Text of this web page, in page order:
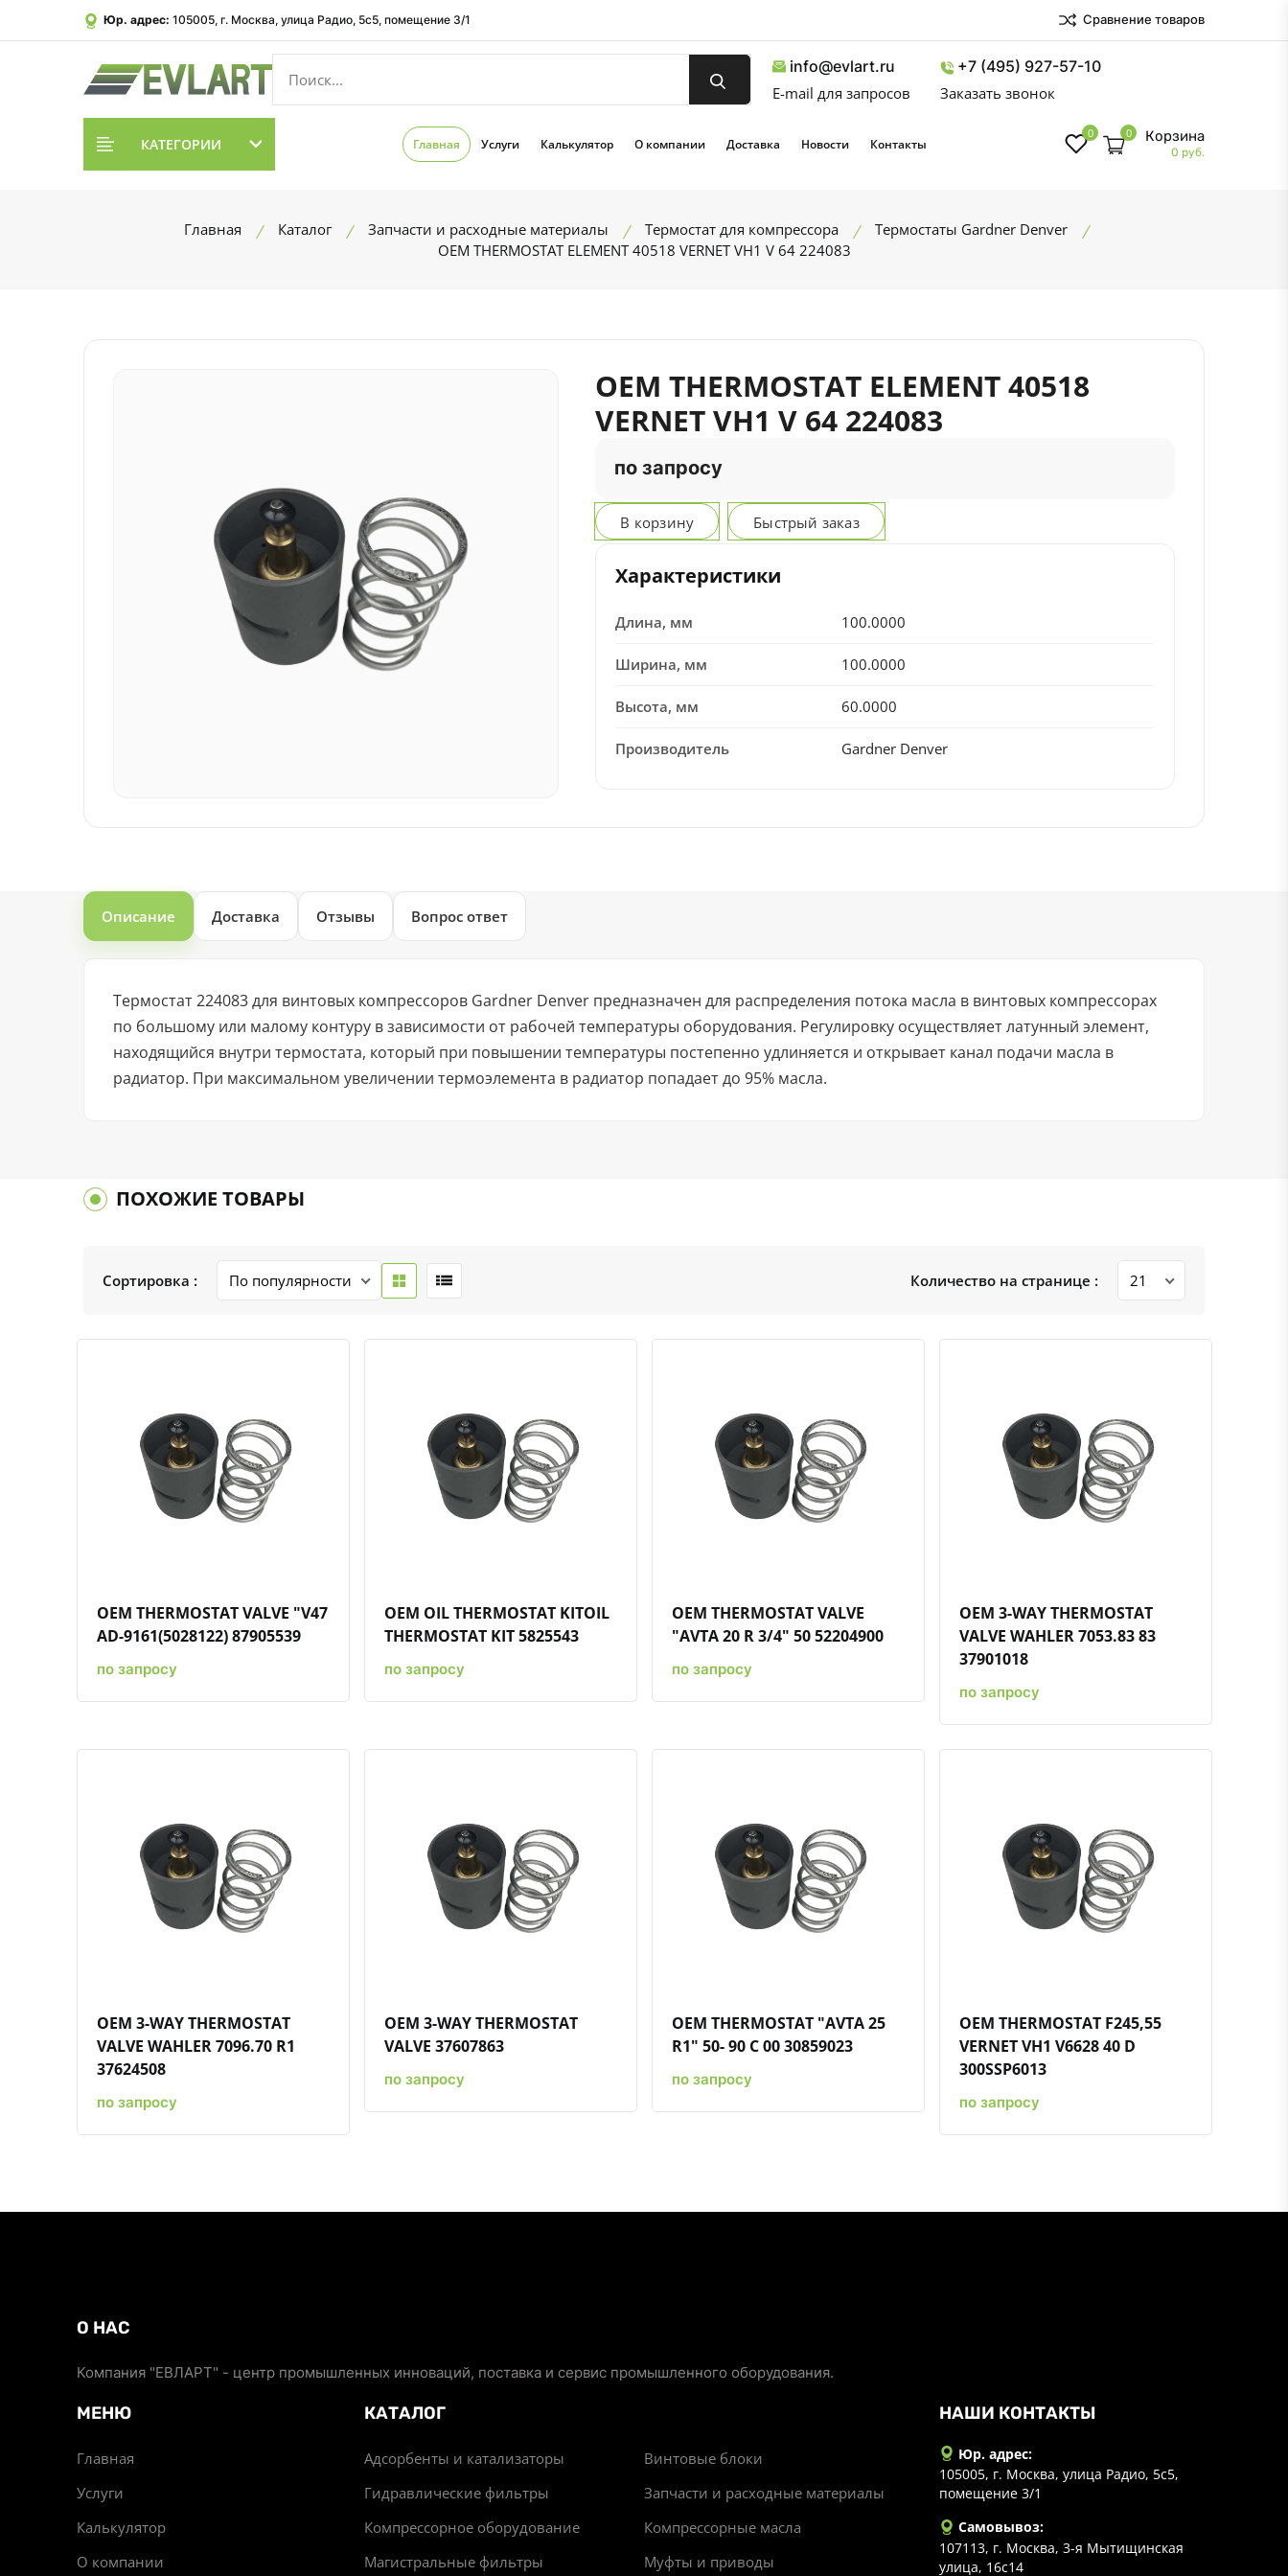
Юр. адрес: 105005, г. Москва, улица Радио, 5с5, помещение 3/1 Сравнение товаров
info@evlart.ru
E-mail для запросов
+7 (495) 927-57-10
Заказать звонок
КАТЕГОРИИ Главная Услуги Калькулятор О компании Доставка Новости Контакты
0 0 Корзина
0 руб.
Главная Каталог Запчасти и расходные материалы Термостат для компрессора
Термостаты Gardner Denver
OEM THERMOSTAT ELEMENT 40518 VERNET VH1 V 64 224083
OEM THERMOSTAT ELEMENT 40518
VERNET VH1 V 64 224083
по запросу
В корзину Быстрый заказ
Характеристики
Длина, мм 100.0000
Ширина, мм 100.0000
Высота, мм 60.0000
Производитель Gardner Denver
Описание Доставка Отзывы Вопрос ответ
Термостат 224083 для винтовых компрессоров Gardner Denver предназначен для распределения потока масла в винтовых компрессорах
по большому или малому контуру в зависимости от рабочей температуры оборудования. Регулировку осуществляет латунный элемент,
находящийся внутри термостата, который при повышении температуры постепенно удлиняется и открывает канал подачи масла в
радиатор. При максимальном увеличении термоэлемента в радиатор попадает до 95% масла.
ПОХОЖИЕ ТОВАРЫ
Сортировка : Количество на странице :
Быстрый просмотрДобавить к сравнениюДобавить в избранное
OEM THERMOSTAT VALVE "V47
AD-9161(5028122) 87905539
по запросу
Быстрый просмотрДобавить к сравнениюДобавить в избранное
OEM OIL THERMOSTAT KITOIL
THERMOSTAT KIT 5825543
по запросу
Быстрый просмотрДобавить к сравнениюДобавить в избранное
OEM THERMOSTAT VALVE
"AVTA 20 R 3/4" 50 52204900
по запросу
Быстрый просмотрДобавить к сравнениюДобавить в избранное
OEM 3-WAY THERMOSTAT
VALVE WAHLER 7053.83 83
37901018
по запросу
Быстрый просмотрДобавить к сравнениюДобавить в избранное
OEM 3-WAY THERMOSTAT
VALVE WAHLER 7096.70 R1
37624508
по запросу
Быстрый просмотрДобавить к сравнениюДобавить в избранное
OEM 3-WAY THERMOSTAT
VALVE 37607863
по запросу
Быстрый просмотрДобавить к сравнениюДобавить в избранное
OEM THERMOSTAT "AVTA 25
R1" 50- 90 C 00 30859023
по запросу
Быстрый просмотрДобавить к сравнениюДобавить в избранное
OEM THERMOSTAT F245,55
VERNET VH1 V6628 40 D
300SSP6013
по запросу
О НАС
Компания "ЕВЛАРТ" - центр промышленных инноваций, поставка и сервис промышленного оборудования.
МЕНЮ
Главная
Услуги
Калькулятор
О компании
КАТАЛОГ
Адсорбенты и катализаторы
Винтовые блоки
Гидравлические фильтры
Запчасти и расходные материалы
Компрессорное оборудование
Компрессорные масла
Магистральные фильтры
Муфты и приводы
НАШИ КОНТАКТЫ
Юр. адрес:
105005, г. Москва, улица Радио, 5с5,
помещение 3/1
Самовывоз:
107113, г. Москва, 3-я Мытищинская
улица, 16с14